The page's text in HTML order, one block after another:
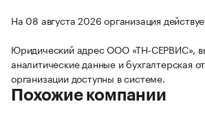
На 08 августа 2026 организация
Юридический адрес ООО «ТН-СЕРВИС»,
аналитические данные и бухгалтерская
организации доступны в системе.
Похожие компании